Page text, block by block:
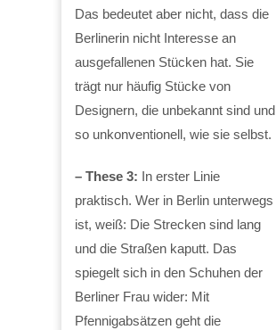
Das bedeutet aber nicht, dass die
Berlinerin nicht Interesse an
ausgefallenen Stücken hat. Sie
trägt nur häufig Stücke von
Designern, die unbekannt sind und
so unkonventionell, wie sie selbst.
– These 3: In erster Linie
praktisch. Wer in Berlin unterwegs
ist, weiß: Die Strecken sind lang
und die Straßen kaputt. Das
spiegelt sich in den Schuhen der
Berliner Frau wider: Mit
Pfennigabsätzen geht die